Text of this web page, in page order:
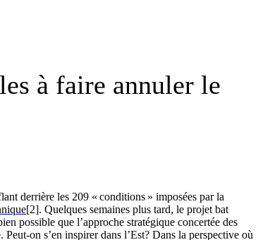
à faire annuler le
derrière les 209 « conditions » imposées par la
[2]. Quelques semaines plus tard, le projet bat
possible que l’approche stratégique concertée des
on s’en inspirer dans l’Est? Dans la perspective où